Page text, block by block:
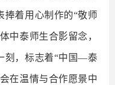
捧着用心制作的“敬师
中泰师生合影留念，
刻，标志着“中国—泰
在温情与合作愿景中